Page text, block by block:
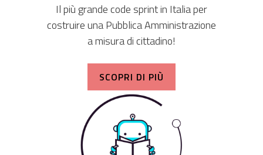
Il più grande code sprint in Italia per
costruire una Pubblica Amministrazione
a misura di cittadino!
SCOPRI DI PIÙ